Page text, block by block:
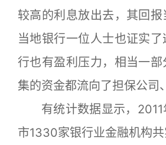
较高的利息放出去，其回报
当地银行一位人士也证实
行也有盈利压力，相当一部
集的资金都流向了担保公司
有统计数据显示，
市1330家银行业金融机构